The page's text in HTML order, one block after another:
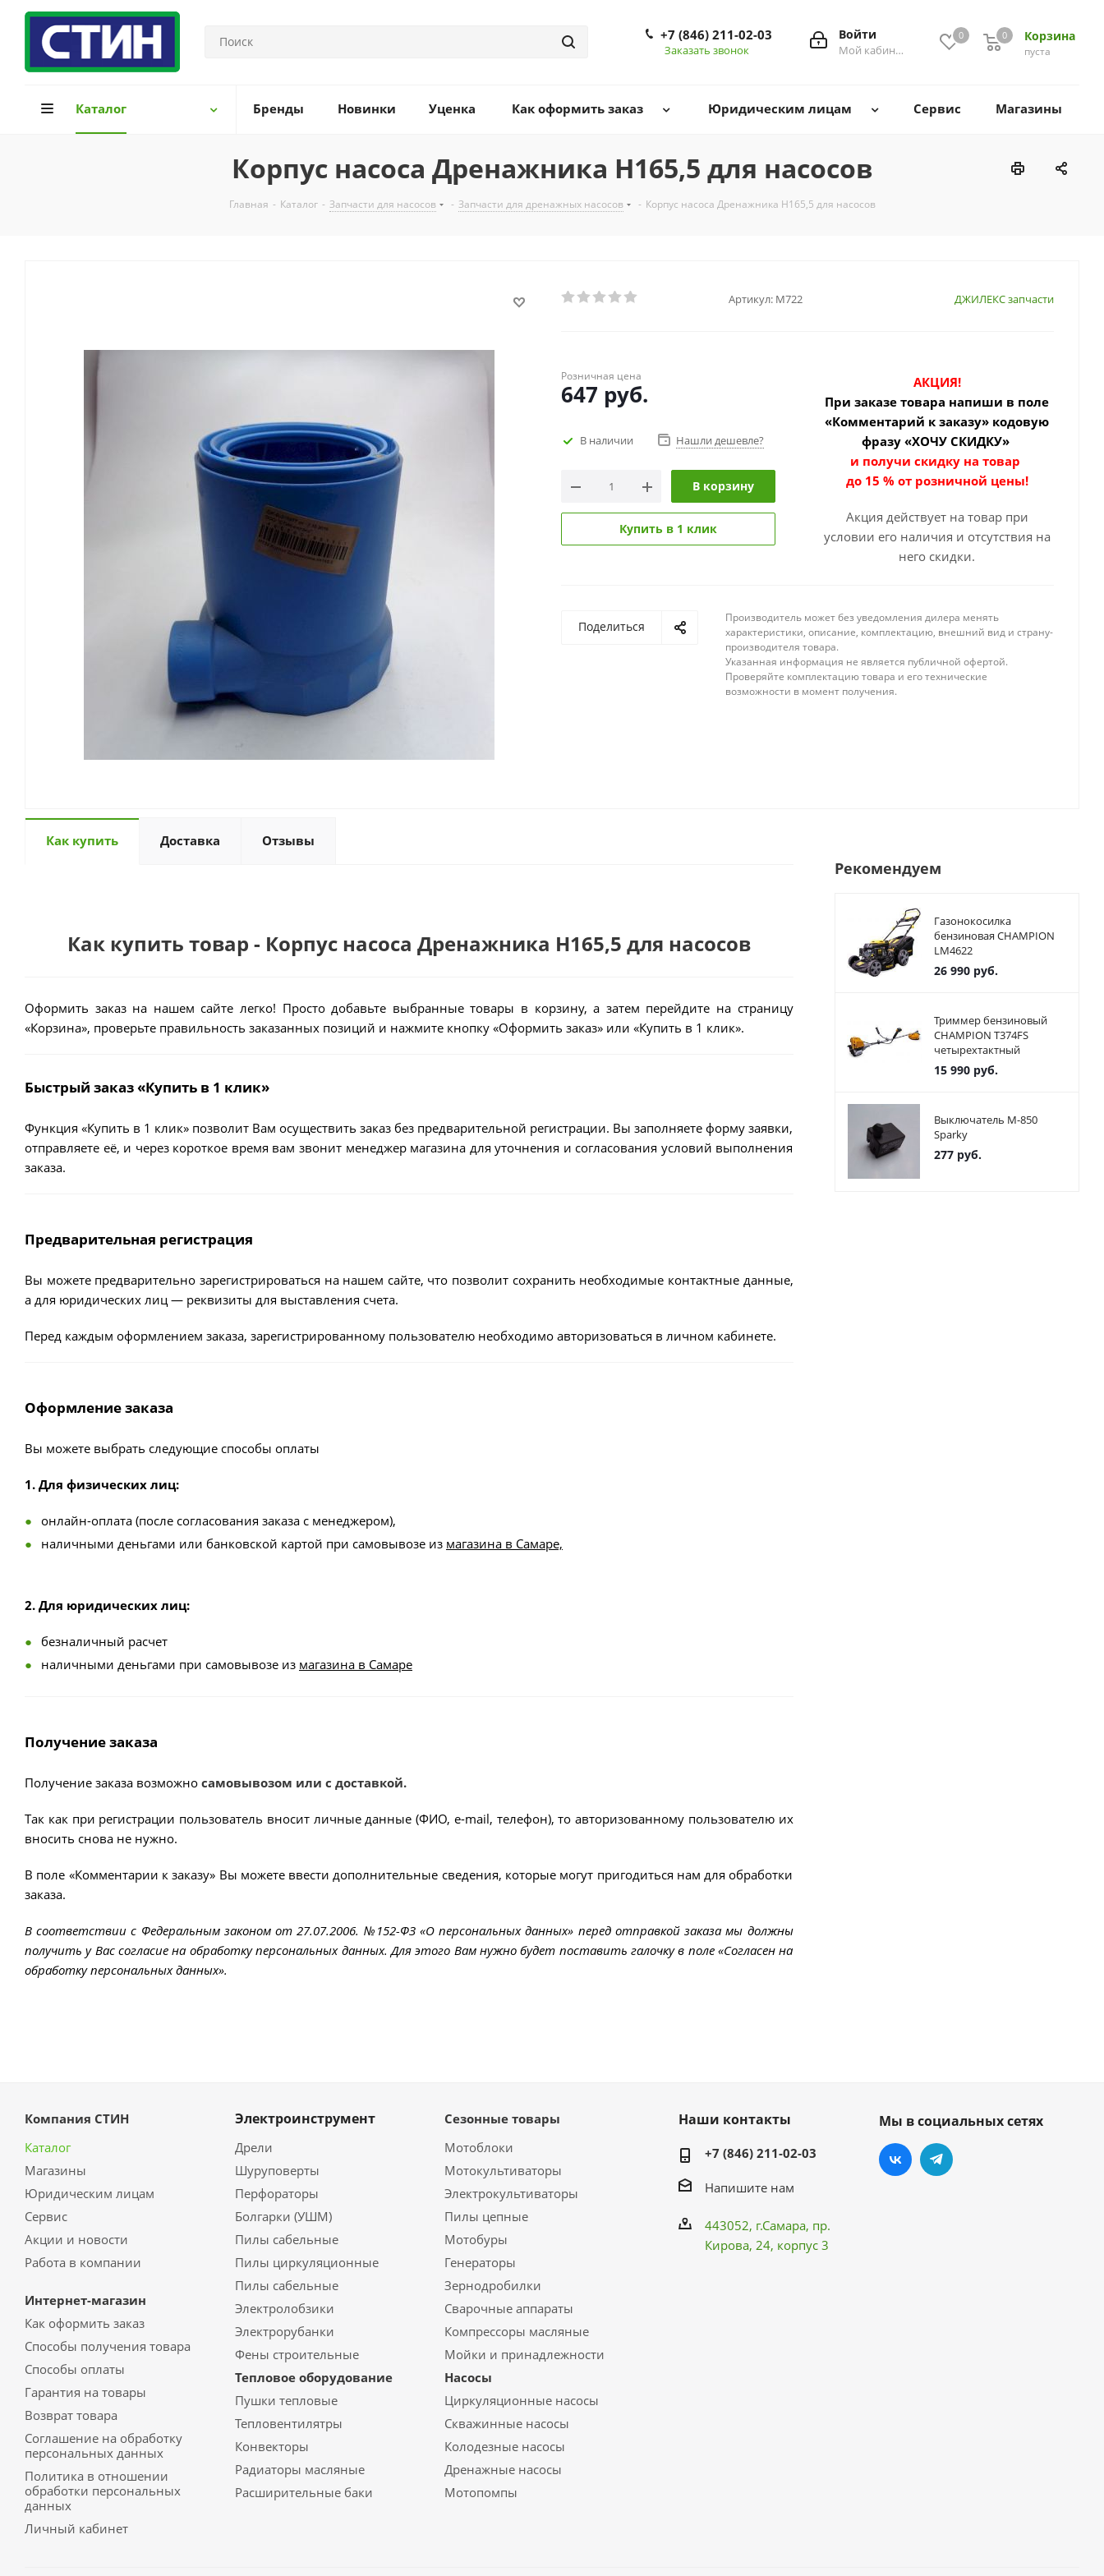
0 Корзина
0
пуста
0
Войти
Мой кабинет
+7 (846) 211-02-03
Заказать звонок
Каталог Бренды Новинки Уценка Как оформить заказ Юридическим лицам Сервис Магазины
Корпус насоса Дренажника Н165,5 для насосов
Главная - Каталог - Запчасти для насосов - Запчасти для дренажных насосов - Корпус насоса Дренажника Н165,5 для насосов
Артикул: М722 ДЖИЛЕКС запчасти
Розничная цена
647 руб.
В наличии Нашли дешевле?
В корзину
Купить в 1 клик
АКЦИЯ!
При заказе товара напиши в поле
«Комментарий к заказу» кодовую
фразу «ХОЧУ СКИДКУ»
и получи скидку на товар
до 15 % от розничной цены!
Акция действует на товар при
условии его наличия и отсутствия на
него скидки.
Поделиться
Производитель может без уведомления дилера менять
характеристики, описание, комплектацию, внешний вид и страну-
производителя товара.
Указанная информация не является публичной офертой.
Проверяйте комплектацию товара и его технические
возможности в момент получения.
Как купить Доставка Отзывы
Как купить товар - Корпус насоса Дренажника Н165,5 для насосов
Оформить заказ на нашем сайте легко! Просто добавьте выбранные товары в корзину, а затем перейдите на страницу
«Корзина», проверьте правильность заказанных позиций и нажмите кнопку «Оформить заказ» или «Купить в 1 клик».
Быстрый заказ «Купить в 1 клик»
Функция «Купить в 1 клик» позволит Вам осуществить заказ без предварительной регистрации. Вы заполняете форму заявки,
отправляете её, и через короткое время вам звонит менеджер магазина для уточнения и согласования условий выполнения
заказа.
Предварительная регистрация
Вы можете предварительно зарегистрироваться на нашем сайте, что позволит сохранить необходимые контактные данные,
а для юридических лиц — реквизиты для выставления счета.
Перед каждым оформлением заказа, зарегистрированному пользователю необходимо авторизоваться в личном кабинете.
Оформление заказа
Вы можете выбрать следующие способы оплаты
1. Для физических лиц:
онлайн-оплата (после согласования заказа с менеджером),
наличными деньгами или банковской картой при самовывозе из магазина в Самаре,
2. Для юридических лиц:
безналичный расчет
наличными деньгами при самовывозе из магазина в Самаре
Получение заказа
Получение заказа возможно самовывозом или с доставкой.
Так как при регистрации пользователь вносит личные данные (ФИО, e-mail, телефон), то авторизованному пользователю их
вносить снова не нужно.
В поле «Комментарии к заказу» Вы можете ввести дополнительные сведения, которые могут пригодиться нам для обработки
заказа.
В соответствии с Федеральным законом от 27.07.2006. №152-ФЗ «О персональных данных» перед отправкой заказа мы должны
получить у Вас согласие на обработку персональных данных. Для этого Вам нужно будет поставить галочку в поле «Согласен на
обработку персональных данных».
Рекомендуем
Газонокосилка
бензиновая CHAMPION
LM4622
26 990руб.
Триммер бензиновый
CHAMPION T374FS
четырехтактный
15 990руб.
Выключатель М-850
Sparky
277руб.
Компания СТИН
Каталог
Магазины
Юридическим лицам
Сервис
Акции и новости
Работа в компании
Интернет-магазин
Как оформить заказ
Способы получения товара
Способы оплаты
Гарантия на товары
Возврат товара
Соглашение на обработку
персональных данных
Политика в отношении
обработки персональных
данных
Личный кабинет
Электроинструмент
Дрели
Шуруповерты
Перфораторы
Болгарки (УШМ)
Пилы сабельные
Пилы циркуляционные
Пилы сабельные
Электролобзики
Электрорубанки
Фены строительные
Тепловое оборудование
Пушки тепловые
Тепловентилятры
Конвекторы
Радиаторы масляные
Расширительные баки
Сезонные товары
Мотоблоки
Мотокультиваторы
Электрокультиваторы
Пилы цепные
Мотобуры
Генераторы
Зернодробилки
Сварочные аппараты
Компрессоры масляные
Мойки и принадлежности
Насосы
Циркуляционные насосы
Скважинные насосы
Колодезные насосы
Дренажные насосы
Мотопомпы
Наши контакты
+7 (846) 211-02-03
Напишите нам
443052, г.Самара, пр.
Кирова, 24, корпус 3
Мы в социальных сетях